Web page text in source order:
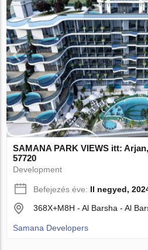
SAMANA PARK VIEWS itt:
57720
Development
Befejezés éve: II negyed,
368X+M8H - Al Barsha - Al
Samana Developers